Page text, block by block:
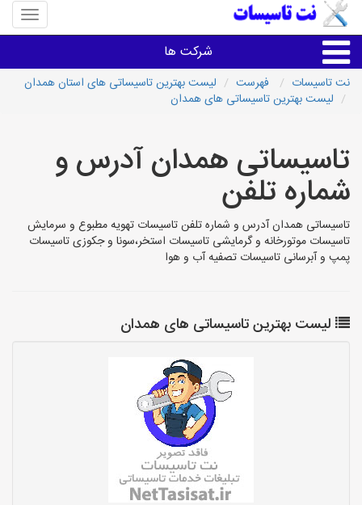
منوی
سایت
شرکت ها
خدمات تاسیسات ساختمان
خدمات تاسیسات ساختمان
تاسیساتی های شهرها
نت تاسیسات فهرست
لیست بهترین تاسیساتی های استان همدان
لیست بهترین تاسیساتی های همدان
تاسیساتی همدان آدرس و
شماره تلفن
تاسیساتی همدان آدرس و شماره تلفن تاسیسات تهویه مطبوع و سرمایش
تاسیسات موتورخانه و گرمایشی تاسیسات استخر،سونا و جکوزی تاسیسات
پمپ و آبرسانی تاسیسات تصفیه آب و هوا
لیست بهترین تاسیساتی های همدان